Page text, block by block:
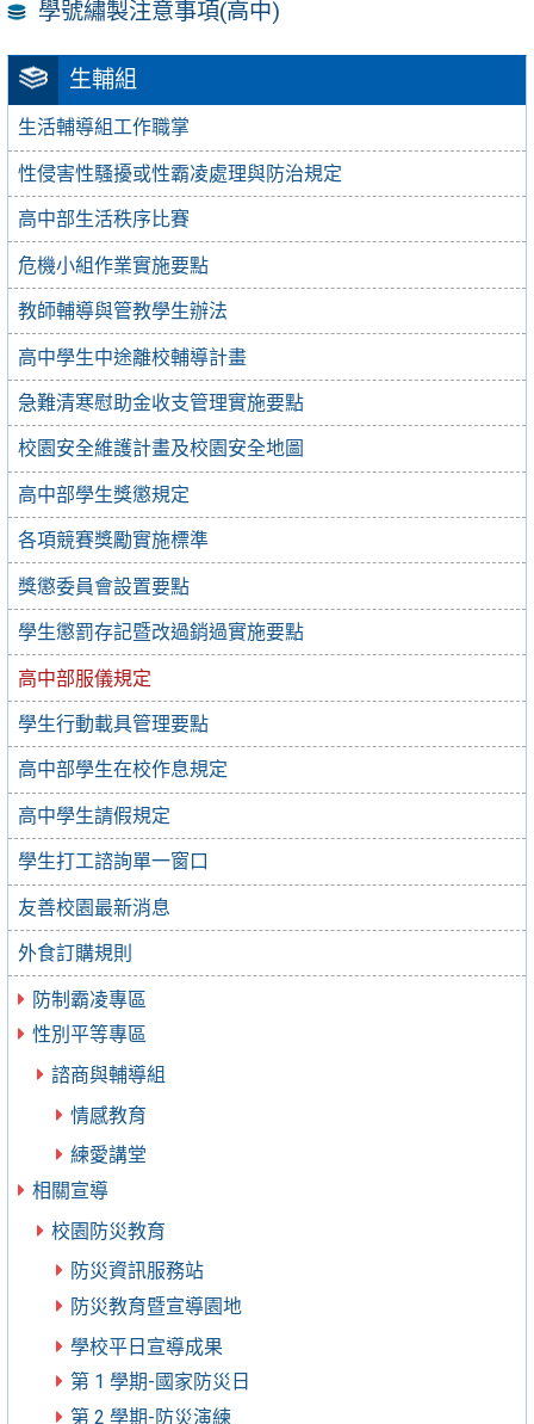
生輔組
生活輔導組工作職掌
性侵害性騷擾或性霸凌處理與防治規定
高中部生活秩序比賽
危機小組作業實施要點
教師輔導與管教學生辦法
高中學生中途離校輔導計畫
急難清寒慰助金收支管理實施要點
校園安全維護計畫及校園安全地圖
高中部學生獎懲規定
各項競賽獎勵實施標準
獎懲委員會設置要點
學生懲罰存記暨改過銷過實施要點
高中部服儀規定
學生行動載具管理要點
高中部學生在校作息規定
高中學生請假規定
學生打工諮詢單一窗口
友善校園最新消息
外食訂購規則
防制霸凌專區
性別平等專區
諮商與輔導組
情感教育
練愛講堂
相關宣導
校園防災教育
防災資訊服務站
防災教育暨宣導園地
學校平日宣導成果
第 1 學期-國家防災日
第 2 學期-防災演練
學號繡製注意事項(高中)